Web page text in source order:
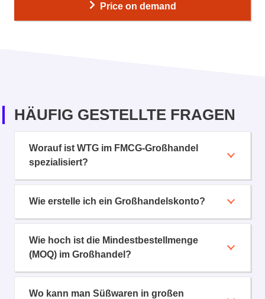
Price on demand
HÄUFIG GESTELLTE FRAGEN
Worauf ist WTG im FMCG-Großhandel
spezialisiert?
Wie erstelle ich ein Großhandelskonto?
Wie hoch ist die Mindestbestellmenge
(MOQ) im Großhandel?
Wo kann man Süßwaren in großen